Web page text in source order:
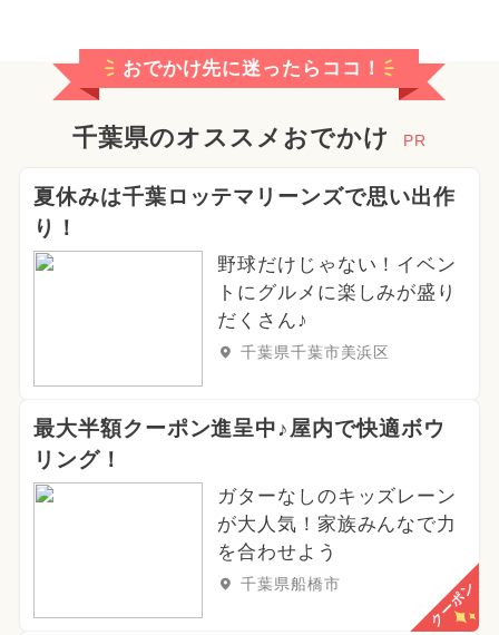
おでかけ先に迷ったらココ！
千葉県のオススメおでかけ PR
夏休みは千葉ロッテマリーンズで思い出作
り！
野球だけじゃない！イベン
トにグルメに楽しみが盛り
だくさん♪
千葉県千葉市美浜区
最大半額クーポン進呈中♪屋内で快適ボウ
リング！
ガターなしのキッズレーン
が大人気！家族みんなで力
を合わせよう
千葉県船橋市 クーポン